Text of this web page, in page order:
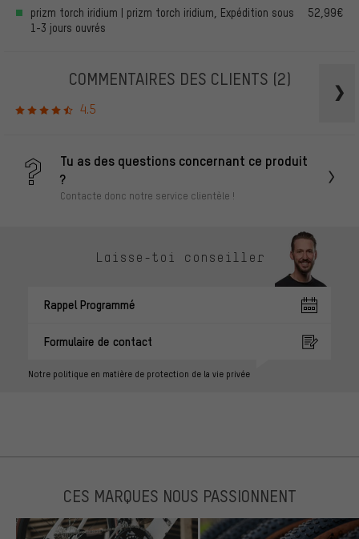
prizm torch iridium | prizm torch iridium, Expédition sous
1-3 jours ouvrés
52,99€
COMMENTAIRES DES CLIENTS (2)
4.5
Tu as des questions concernant ce produit
?
Contacte donc notre service clientèle !
Laisse-toi conseiller
Rappel Programmé
Formulaire de contact
Notre politique en matière de protection de la vie privée
CES MARQUES NOUS PASSIONNENT